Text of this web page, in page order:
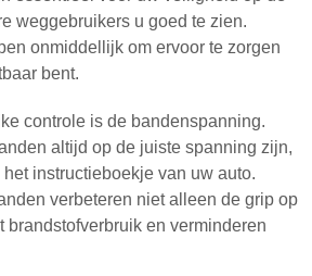
weggebruikers u goed te zien.
onmiddellijk om ervoor te zorgen
bent.
controle is de bandenspanning.
altijd op de juiste spanning zijn,
instructieboekje van uw auto.
verbeteren niet alleen de grip op
brandstofverbruik en verminderen